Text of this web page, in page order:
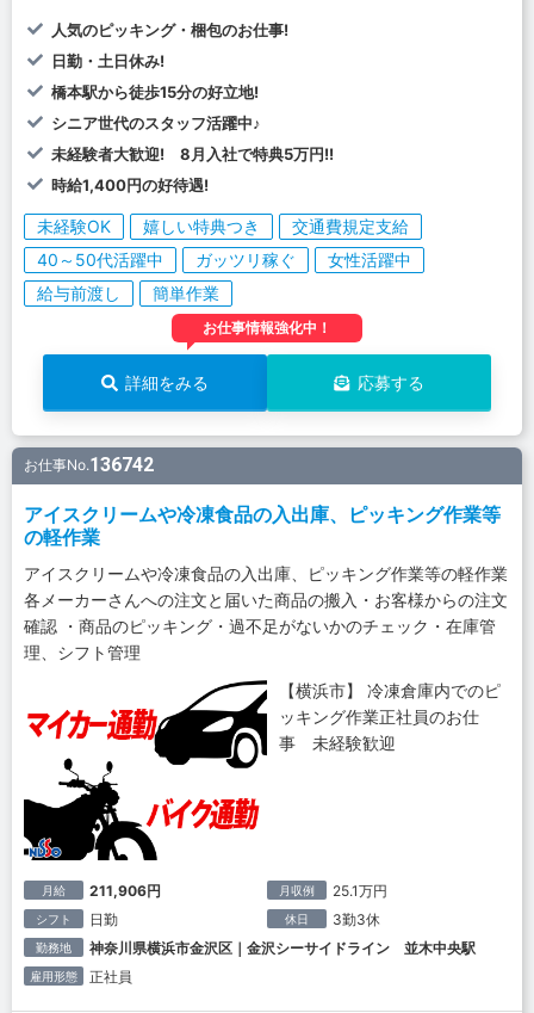
人気のピッキング・梱包のお仕事!
日勤・土日休み!
橋本駅から徒歩15分の好立地!
シニア世代のスタッフ活躍中♪
未経験者大歓迎! 8月入社で特典5万円!!
時給1,400円の好待遇!
未経験OK 嬉しい特典つき
交通費規定支給
40～50代活躍中
ガッツリ稼ぐ
女性活躍中
給与前渡し
簡単作業
お仕事情報強化中！
詳細をみる 応募する
お仕事No.136742
アイスクリームや冷凍食品の入出庫、ピッキング作業等
の軽作業
アイスクリームや冷凍食品の入出庫、ピッキング作業等の軽作業
各メーカーさんへの注文と届いた商品の搬入・お客様からの注文
確認 ・商品のピッキング・過不足がないかのチェック・在庫管
理、シフト管理
【横浜市】 冷凍倉庫内でのピ
ッキング作業正社員のお仕
事 未経験歓迎
月給 211,906円 月収例 25.1万円
シフト 日勤 休日 3勤3休
勤務地 神奈川県横浜市金沢区｜金沢シーサイドライン 並木中央駅
雇用形態 正社員